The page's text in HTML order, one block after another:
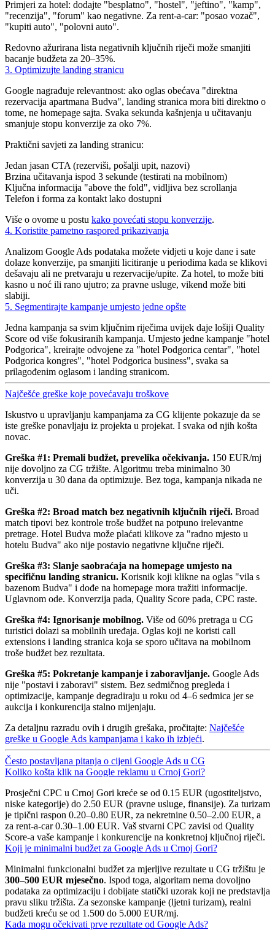
Primjeri za hotel: dodajte "besplatno", "hostel", "jeftino", "kamp",
"recenzija", "forum" kao negativne. Za rent-a-car: "posao vozač",
"kupiti auto", "polovni auto".
Redovno ažurirana lista negativnih ključnih riječi može smanjiti
bacanje budžeta za 20–35%.
3. Optimizujte landing stranicu
Google nagrađuje relevantnost: ako oglas obećava "direktna
rezervacija apartmana Budva", landing stranica mora biti direktno o
tome, ne homepage sajta. Svaka sekunda kašnjenja u učitavanju
smanjuje stopu konverzije za oko 7%.
Praktični savjeti za landing stranicu:
Jedan jasan CTA (rezerviši, pošalji upit, nazovi)
Brzina učitavanja ispod 3 sekunde (testirati na mobilnom)
Ključna informacija "above the fold", vidljiva bez scrollanja
Telefon i forma za kontakt lako dostupni
Više o ovome u postu kako povećati stopu konverzije.
4. Koristite pametno raspored prikazivanja
Analizom Google Ads podataka možete vidjeti u koje dane i sate
dolaze konverzije, pa smanjiti licitiranje u periodima kada se klikovi
dešavaju ali ne pretvaraju u rezervacije/upite. Za hotel, to može biti
kasno u noć ili rano ujutro; za pravne usluge, vikend može biti
slabiji.
5. Segmentirajte kampanje umjesto jedne opšte
Jedna kampanja sa svim ključnim riječima uvijek daje lošiji Quality
Score od više fokusiranih kampanja. Umjesto jedne kampanje "hotel
Podgorica", kreirajte odvojene za "hotel Podgorica centar", "hotel
Podgorica kongres", "hotel Podgorica business", svaka sa
prilagođenim oglasom i landing stranicom.
Najčešće greške koje povećavaju troškove
Iskustvo u upravljanju kampanjama za CG klijente pokazuje da se
iste greške ponavljaju iz projekta u projekat. I svaka od njih košta
novac.
Greška #1: Premali budžet, prevelika očekivanja. 150 EUR/mj
nije dovoljno za CG tržište. Algoritmu treba minimalno 30
konverzija u 30 dana da optimizuje. Bez toga, kampanja nikada ne
uči.
Greška #2: Broad match bez negativnih ključnih riječi. Broad
match tipovi bez kontrole troše budžet na potpuno irelevantne
pretrage. Hotel Budva može plaćati klikove za "radno mjesto u
hotelu Budva" ako nije postavio negativne ključne riječi.
Greška #3: Slanje saobraćaja na homepage umjesto na
specifičnu landing stranicu. Korisnik koji klikne na oglas "vila s
bazenom Budva" i dođe na homepage mora tražiti informacije.
Uglavnom ode. Konverzija pada, Quality Score pada, CPC raste.
Greška #4: Ignorisanje mobilnog. Više od 60% pretraga u CG
turistici dolazi sa mobilnih uređaja. Oglas koji ne koristi call
extensions i landing stranica koja se sporo učitava na mobilnom
troše budžet bez rezultata.
Greška #5: Pokretanje kampanje i zaboravljanje. Google Ads
nije "postavi i zaboravi" sistem. Bez sedmičnog pregleda i
optimizacije, kampanje degradiraju u roku od 4–6 sedmica jer se
aukcija i konkurencija stalno mijenjaju.
Za detaljnu razradu ovih i drugih grešaka, pročitajte: Najčešće
greške u Google Ads kampanjama i kako ih izbjeći.
Često postavljana pitanja o cijeni Google Ads u CG
Koliko košta klik na Google reklamu u Crnoj Gori?
Prosječni CPC u Crnoj Gori kreće se od 0.15 EUR (ugostiteljstvo,
niske kategorije) do 2.50 EUR (pravne usluge, finansije). Za turizam
je tipični raspon 0.20–0.80 EUR, za nekretnine 0.50–2.00 EUR, a
za rent-a-car 0.30–1.00 EUR. Vaš stvarni CPC zavisi od Quality
Score-a vaše kampanje i konkurencije na konkretnoj ključnoj riječi.
Koji je minimalni budžet za Google Ads u Crnoj Gori?
Minimalni funkcionalni budžet za mjerljive rezultate u CG tržištu je
300–500 EUR mjesečno. Ispod toga, algoritam nema dovoljno
podataka za optimizaciju i dobijate statički uzorak koji ne predstavlja
pravu sliku tržišta. Za sezonske kampanje (ljetni turizam), realni
budžeti kreću se od 1.500 do 5.000 EUR/mj.
Kada mogu očekivati prve rezultate od Google Ads?